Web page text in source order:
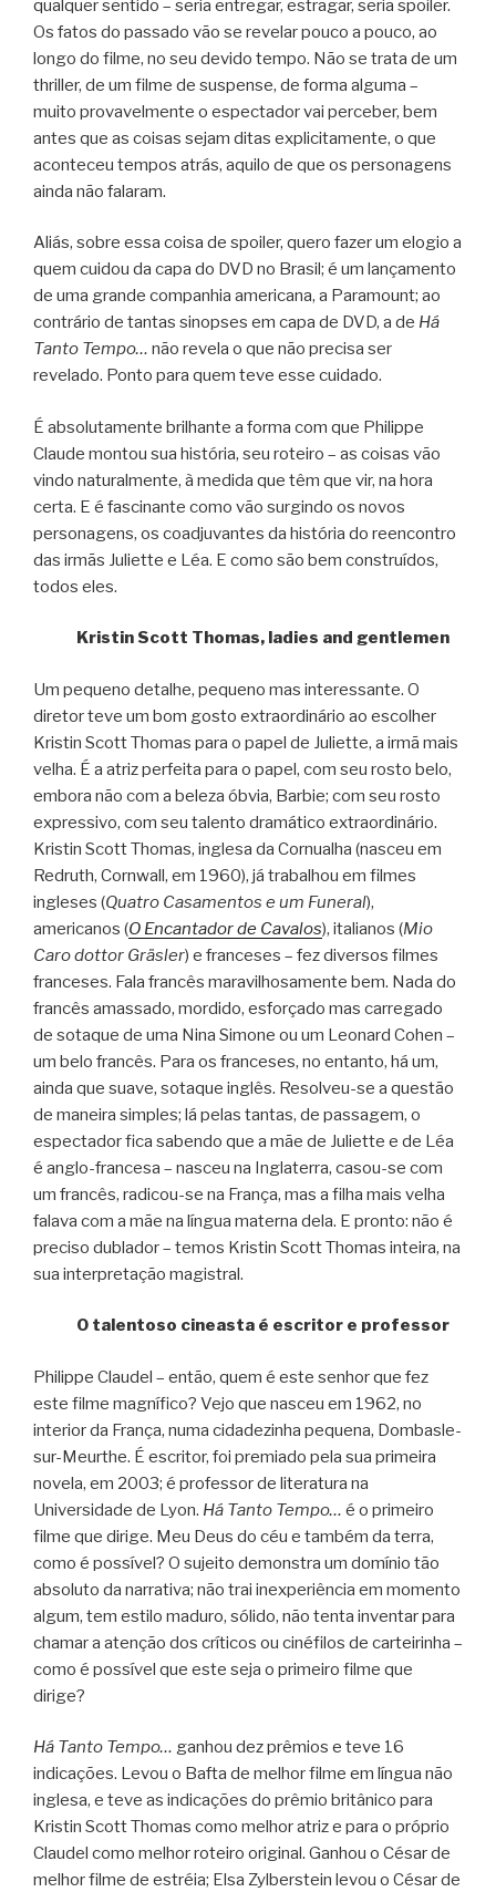
qualquer sentido – seria entregar, estragar, seria spoiler.
Os fatos do passado vão se revelar pouco a pouco, ao
longo do filme, no seu devido tempo. Não se trata de um
thriller, de um filme de suspense, de forma alguma –
muito provavelmente o espectador vai perceber, bem
antes que as coisas sejam ditas explicitamente, o que
aconteceu tempos atrás, aquilo de que os personagens
ainda não falaram.
Aliás, sobre essa coisa de spoiler, quero fazer um elogio a
quem cuidou da capa do DVD no Brasil; é um lançamento
de uma grande companhia americana, a Paramount; ao
contrário de tantas sinopses em capa de DVD, a de Há
Tanto Tempo… não revela o que não precisa ser
revelado. Ponto para quem teve esse cuidado.
É absolutamente brilhante a forma com que Philippe
Claude montou sua história, seu roteiro – as coisas vão
vindo naturalmente, à medida que têm que vir, na hora
certa. E é fascinante como vão surgindo os novos
personagens, os coadjuvantes da história do reencontro
das irmãs Juliette e Léa. E como são bem construídos,
todos eles.
Kristin Scott Thomas, ladies and gentlemen
Um pequeno detalhe, pequeno mas interessante. O
diretor teve um bom gosto extraordinário ao escolher
Kristin Scott Thomas para o papel de Juliette, a irmã mais
velha. É a atriz perfeita para o papel, com seu rosto belo,
embora não com a beleza óbvia, Barbie; com seu rosto
expressivo, com seu talento dramático extraordinário.
Kristin Scott Thomas, inglesa da Cornualha (nasceu em
Redruth, Cornwall, em 1960), já trabalhou em filmes
ingleses (Quatro Casamentos e um Funeral),
americanos (O Encantador de Cavalos), italianos (Mio
Caro dottor Gräsler) e franceses – fez diversos filmes
franceses. Fala francês maravilhosamente bem. Nada do
francês amassado, mordido, esforçado mas carregado
de sotaque de uma Nina Simone ou um Leonard Cohen –
um belo francês. Para os franceses, no entanto, há um,
ainda que suave, sotaque inglês. Resolveu-se a questão
de maneira simples; lá pelas tantas, de passagem, o
espectador fica sabendo que a mãe de Juliette e de Léa
é anglo-francesa – nasceu na Inglaterra, casou-se com
um francês, radicou-se na França, mas a filha mais velha
falava com a mãe na língua materna dela. E pronto: não é
preciso dublador – temos Kristin Scott Thomas inteira, na
sua interpretação magistral.
O talentoso cineasta é escritor e professor
Philippe Claudel – então, quem é este senhor que fez
este filme magnífico? Vejo que nasceu em 1962, no
interior da França, numa cidadezinha pequena, Dombasle-
sur-Meurthe. É escritor, foi premiado pela sua primeira
novela, em 2003; é professor de literatura na
Universidade de Lyon. Há Tanto Tempo… é o primeiro
filme que dirige. Meu Deus do céu e também da terra,
como é possível? O sujeito demonstra um domínio tão
absoluto da narrativa; não trai inexperiência em momento
algum, tem estilo maduro, sólido, não tenta inventar para
chamar a atenção dos críticos ou cinéfilos de carteirinha –
como é possível que este seja o primeiro filme que
dirige?
Há Tanto Tempo… ganhou dez prêmios e teve 16
indicações. Levou o Bafta de melhor filme em língua não
inglesa, e teve as indicações do prêmio britânico para
Kristin Scott Thomas como melhor atriz e para o próprio
Claudel como melhor roteiro original. Ganhou o César de
melhor filme de estréia; Elsa Zylberstein levou o César de